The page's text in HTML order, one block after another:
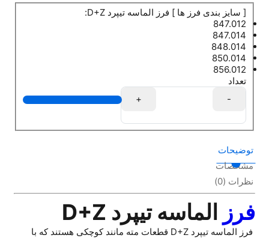
[ سایز بندی فرز ها ] فرز الماسه تیپرد D+Z:
847.012
847.014
848.014
850.014
856.012
تعداد
-
+
توضیحات
مشخصات
نظرات (0)
فرز الماسه تیپرد D+Z
فرز الماسه تیپرد D+Z قطعات مته مانند کوچکی هستند که با